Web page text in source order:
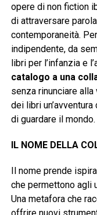
opere di non fiction
di attraversare
contemporaneità.
indipendente, da
libri per l’infanzia e
catalogo a una
senza rinunciare
dei libri
di guardare il mondo.
IL NOME DELLA
Il nome prende
che permettono agli
Una metafora che